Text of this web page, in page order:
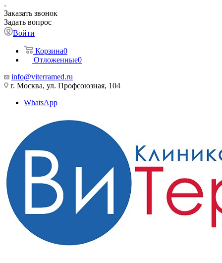
Заказать звонок
Задать вопрос
Войти
Корзина0
Отложенные0
info@viterramed.ru
г. Москва, ул. Профсоюзная, 104
WhatsApp